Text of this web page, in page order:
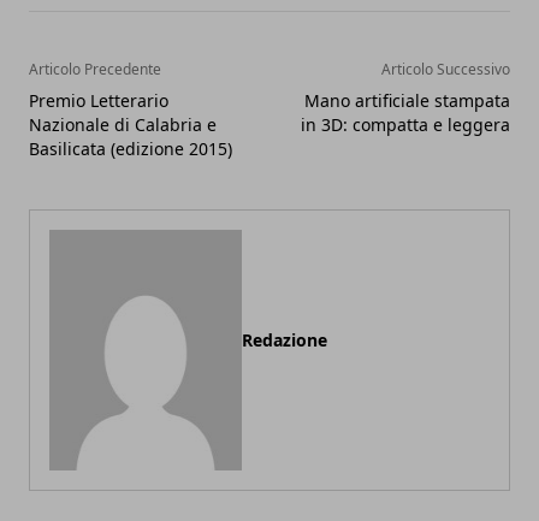
Articolo Precedente
Premio Letterario
Nazionale di Calabria e
Basilicata (edizione 2015)
Articolo Successivo
Mano artificiale stampata
in 3D: compatta e leggera
Redazione